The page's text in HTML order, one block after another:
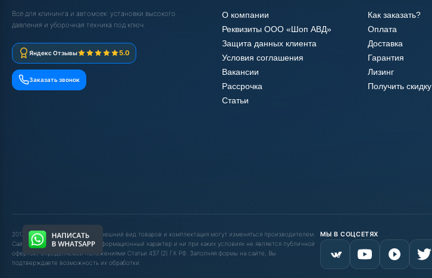
Всё для клининга и автомоек: установки высокого
давления и уборочная техника под ключ.
Яндекс Отзывы 5.0
Заказать звонок
О компании
Реквизиты ООО «Шоп АВД»
Защита данных клиента
Условия соглашения
Вакансии
Рассрочка
Статьи
Как заказать?
Оплата
Доставка
Гарантия
Лизинг
Получить скидку
2017-2025 © ООО "ШОП АВД". Внешний вид товаров и комплектация могут изменяться производителем.
Сайт носит исключительно информационный характер и ни при каких условиях не является публичной
офертой, определяемой положениями Статьи 437 (2) ГК РФ. Заполняя формы на сайте, Вы
подтверждаете возможность их обработки.
МЫ В СОЦСЕТЯХ